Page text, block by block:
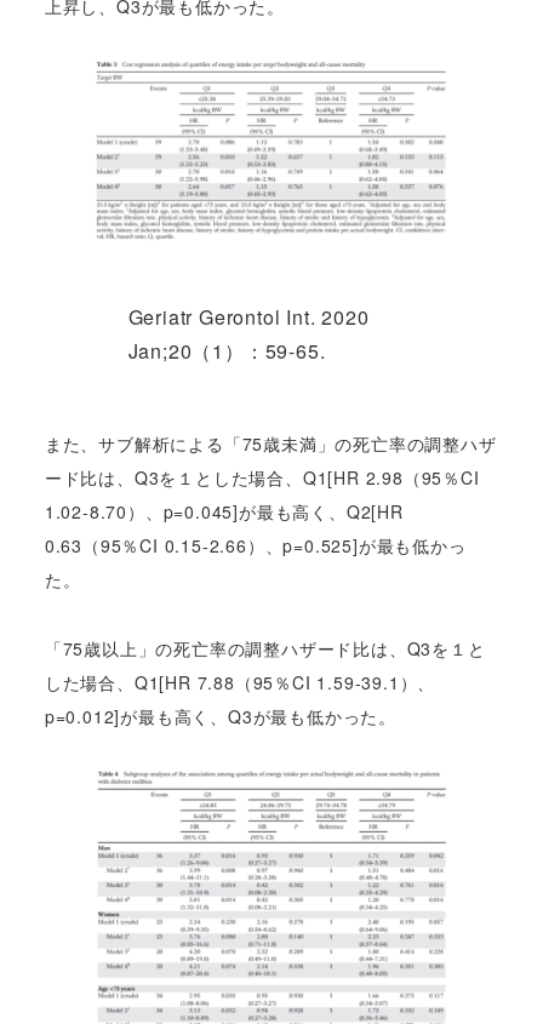
上昇し、Q3が最も低かった。
Geriatr Gerontol Int. 2020
Jan;20（1）：59-65.
また、サブ解析による「75歳未満」の死亡率の調整ハザ
ード比は、Q3を１とした場合、Q1[HR 2.98（95％CI
1.02-8.70）、p=0.045]が最も高く、Q2[HR
0.63（95％CI 0.15-2.66）、p=0.525]が最も低かっ
た。
「75歳以上」の死亡率の調整ハザード比は、Q3を１と
した場合、Q1[HR 7.88（95％CI 1.59-39.1）、
p=0.012]が最も高く、Q3が最も低かった。